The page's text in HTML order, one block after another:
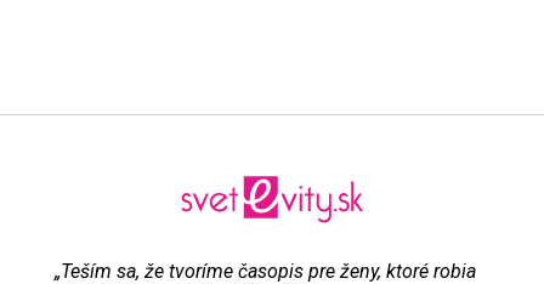
„Teším sa, že tvoríme časopis pre ženy, ktoré robia